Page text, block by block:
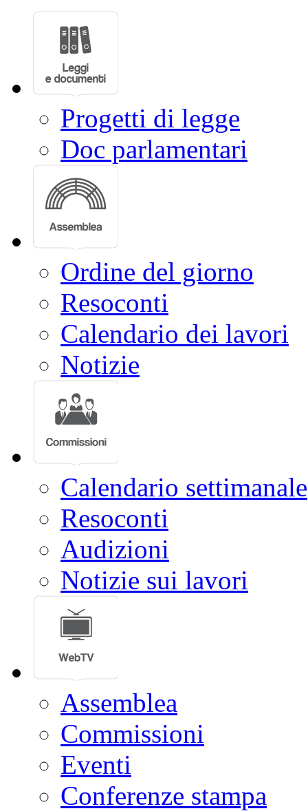
Progetti di legge
Doc parlamentari
Ordine del giorno
Resoconti
Calendario dei lavori
Notizie
Calendario settimanale
Resoconti
Audizioni
Notizie sui lavori
Assemblea
Commissioni
Eventi
Conferenze stampa